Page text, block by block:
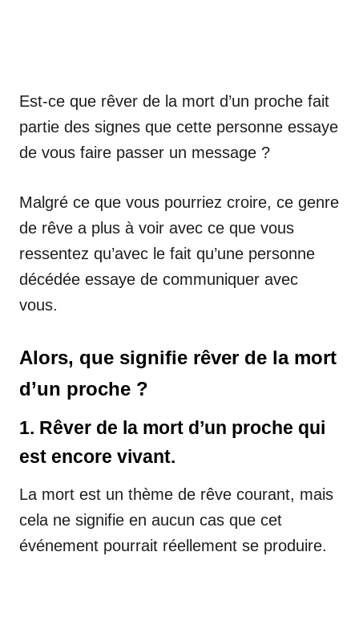
Est-ce que rêver de la mort d’un proche fait
partie des signes que cette personne essaye
de vous faire passer un message ?
Malgré ce que vous pourriez croire, ce genre
de rêve a plus à voir avec ce que vous
ressentez qu’avec le fait qu’une personne
décédée essaye de communiquer avec
vous.
Alors, que signifie rêver de la mort
d’un proche ?
1. Rêver de la mort d’un proche qui
est encore vivant.
La mort est un thème de rêve courant, mais
cela ne signifie en aucun cas que cet
événement pourrait réellement se produire.